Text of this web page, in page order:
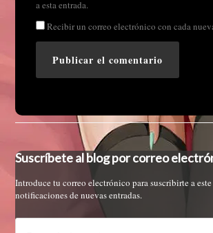
a esta entrada.
Recibir un correo electrónico con cada
Suscríbete al blog por correo
Introduce tu correo electrónico para suscribirte a
notificaciones de nuevas entradas.